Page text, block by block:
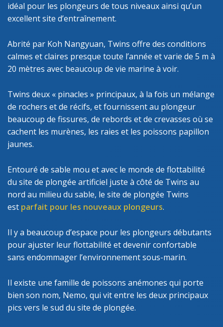
idéal pour les plongeurs de tous niveaux ainsi qu’un
excellent site d’entraînement.
Abrité par Koh Nangyuan, Twins offre des conditions
calmes et claires presque toute l’année et varie de 5 m à
20 mètres avec beaucoup de vie marine à voir.
Twins deux « pinacles » principaux, à la fois un mélange
de rochers et de récifs, et fournissent au plongeur
beaucoup de fissures, de rebords et de crevasses où se
cachent les murènes, les raies et les poissons papillon
jaunes.
Entouré de sable mou et avec le monde de flottabilité
du site de plongée artificiel juste à côté de Twins au
nord au milieu du sable, le site de plongée Twins
est parfait pour les nouveaux plongeurs.
Il y a beaucoup d’espace pour les plongeurs débutants
pour ajuster leur flottabilité et devenir confortable
sans endommager l’environnement sous-marin.
Il existe une famille de poissons anémones qui porte
bien son nom, Nemo, qui vit entre les deux principaux
pics vers le sud du site de plongée.